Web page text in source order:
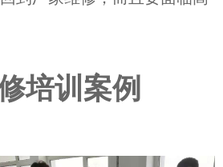
培训案例